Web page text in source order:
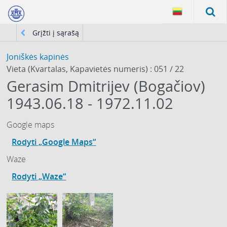
Grįžti į sąrašą
Joniškės kapinės
Vieta (Kvartalas, Kapavietės numeris) : 051 / 22
Gerasim Dmitrijev (Bogačiov)
1943.06.18 - 1972.11.02
Google maps
Rodyti „Google Maps“
Waze
Rodyti „Waze“